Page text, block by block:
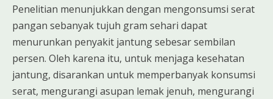
Penelitian menunjukkan dengan mengonsumsi serat
pangan sebanyak tujuh gram sehari dapat
menurunkan penyakit jantung sebesar sembilan
persen. Oleh karena itu, untuk menjaga kesehatan
jantung, disarankan untuk memperbanyak konsumsi
serat, mengurangi asupan lemak jenuh, mengurangi